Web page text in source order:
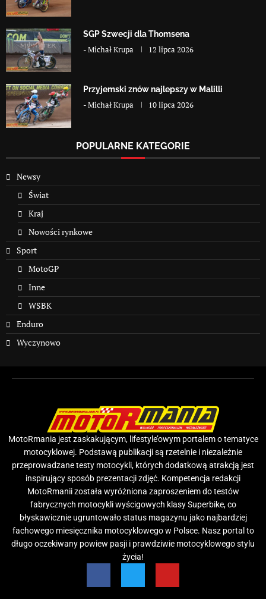
SGP Szwecji dla Thomsena
-Michał Krupa 12 lipca 2026
Przyjemski znów najlepszy w Malilli
-Michał Krupa 10 lipca 2026
POPULARNE KATEGORIE
Newsy
Świat
Kraj
Nowości rynkowe
Sport
MotoGP
Inne
WSBK
Enduro
Wyczynowo
MotoRmania jest zaskakującym, lifestyle’owym portalem o tematyce
motocyklowej. Podstawą publikacji są rzetelnie i niezależnie
przeprowadzane testy motocykli, których dodatkową atrakcją jest
inspirujący sposób prezentacji zdjęć. Kompetencja redakcji
MotoRmanii została wyróżniona zaproszeniem do testów
fabrycznych motocykli wyścigowych klasy Superbike, co
błyskawicznie ugruntowało status magazynu jako najbardziej
fachowego miesięcznika motocyklowego w Polsce. Nasz portal to
długo oczekiwany powiew pasji i prawdziwie motocyklowego stylu
życia!